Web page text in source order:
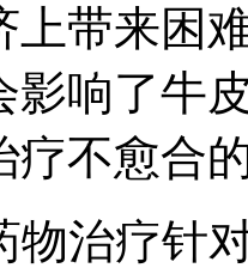
上带来困
影响了牛
疗不愈合
治疗针